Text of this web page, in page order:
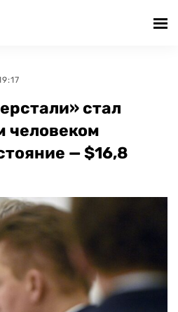
стал
человеком
— $16,8